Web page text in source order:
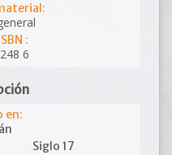
:
6
en:
Siglo 17